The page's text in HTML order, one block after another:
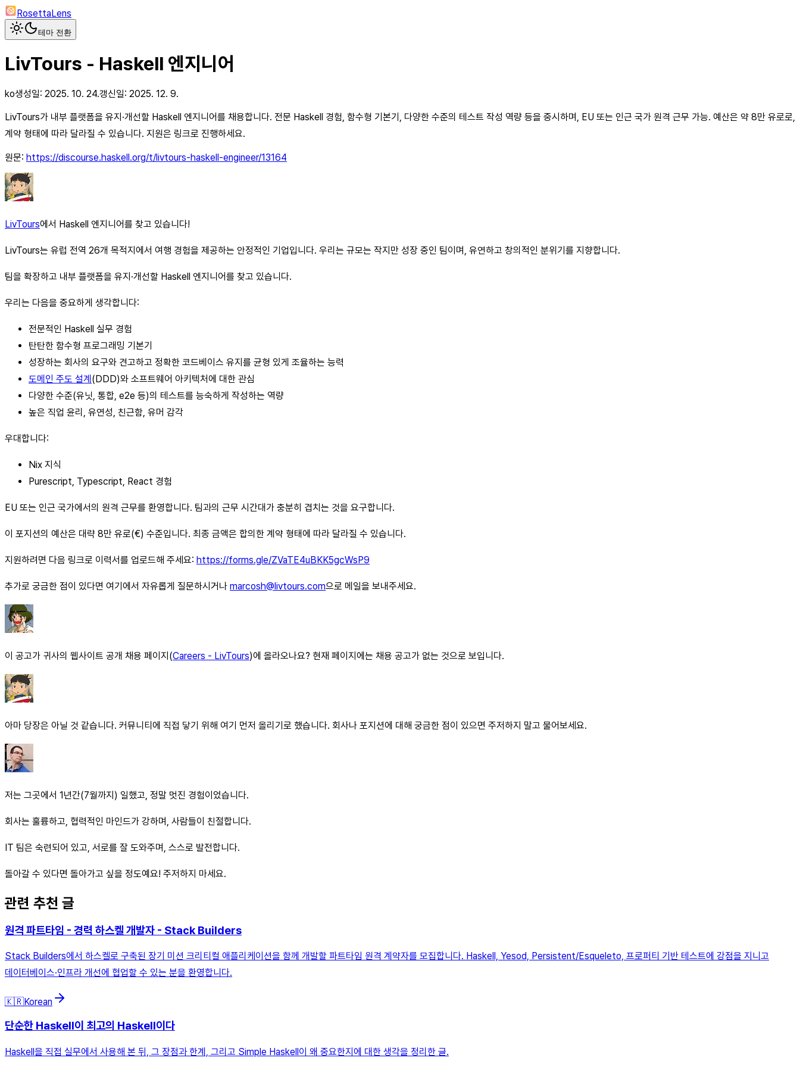
RosettaLens
테마 전환
LivTours - Haskell 엔지니어
ko생성일: 2025. 10. 24.갱신일: 2025. 12. 9.
LivTours가 내부 플랫폼을 유지·개선할 Haskell 엔지니어를 채용합니다. 전문 Haskell 경험, 함수형 기본기, 다양한 수준의 테스트 작성 역량 등을 중시하며, EU 또는 인근 국가 원격 근무 가능. 예산은 약 8만 유로로,
계약 형태에 따라 달라질 수 있습니다. 지원은 링크로 진행하세요.
원문: https://discourse.haskell.org/t/livtours-haskell-engineer/13164
LivTours에서 Haskell 엔지니어를 찾고 있습니다!
LivTours는 유럽 전역 26개 목적지에서 여행 경험을 제공하는 안정적인 기업입니다. 우리는 규모는 작지만 성장 중인 팀이며, 유연하고 창의적인 분위기를 지향합니다.
팀을 확장하고 내부 플랫폼을 유지·개선할 Haskell 엔지니어를 찾고 있습니다.
우리는 다음을 중요하게 생각합니다:
전문적인 Haskell 실무 경험
탄탄한 함수형 프로그래밍 기본기
성장하는 회사의 요구와 견고하고 정확한 코드베이스 유지를 균형 있게 조율하는 능력
도메인 주도 설계(DDD)와 소프트웨어 아키텍처에 대한 관심
다양한 수준(유닛, 통합, e2e 등)의 테스트를 능숙하게 작성하는 역량
높은 직업 윤리, 유연성, 친근함, 유머 감각
우대합니다:
Nix 지식
Purescript, Typescript, React 경험
EU 또는 인근 국가에서의 원격 근무를 환영합니다. 팀과의 근무 시간대가 충분히 겹치는 것을 요구합니다.
이 포지션의 예산은 대략 8만 유로(€) 수준입니다. 최종 금액은 합의한 계약 형태에 따라 달라질 수 있습니다.
지원하려면 다음 링크로 이력서를 업로드해 주세요: https://forms.gle/ZVaTE4uBKK5gcWsP9
추가로 궁금한 점이 있다면 여기에서 자유롭게 질문하시거나 marcosh@livtours.com으로 메일을 보내주세요.
이 공고가 귀사의 웹사이트 공개 채용 페이지(Careers - LivTours)에 올라오나요? 현재 페이지에는 채용 공고가 없는 것으로 보입니다.
아마 당장은 아닐 것 같습니다. 커뮤니티에 직접 닿기 위해 여기 먼저 올리기로 했습니다. 회사나 포지션에 대해 궁금한 점이 있으면 주저하지 말고 물어보세요.
저는 그곳에서 1년간(7월까지) 일했고, 정말 멋진 경험이었습니다.
회사는 훌륭하고, 협력적인 마인드가 강하며, 사람들이 친절합니다.
IT 팀은 숙련되어 있고, 서로를 잘 도와주며, 스스로 발전합니다.
돌아갈 수 있다면 돌아가고 싶을 정도예요! 주저하지 마세요.
관련 추천 글
원격 파트타임 - 경력 하스켈 개발자 - Stack Builders
Stack Builders에서 하스켈로 구축된 장기 미션 크리티컬 애플리케이션을 함께 개발할 파트타임 원격 계약자를 모집합니다. Haskell, Yesod, Persistent/Esqueleto, 프로퍼티 기반 테스트에 강점을 지니고
데이터베이스·인프라 개선에 협업할 수 있는 분을 환영합니다.
🇰🇷Korean
단순한 Haskell이 최고의 Haskell이다
Haskell을 직접 실무에서 사용해 본 뒤, 그 장점과 한계, 그리고 Simple Haskell이 왜 중요한지에 대한 생각을 정리한 글.